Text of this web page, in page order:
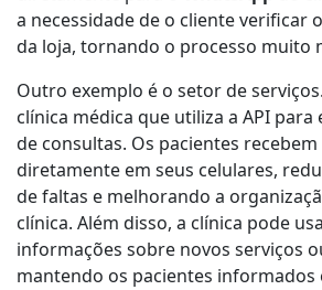
a necessidade de o cliente verificar
da loja, tornando o processo muito
Outro exemplo é o setor de
clínica médica que utiliza a API
de consultas. Os pacientes
diretamente em seus celulares,
de faltas e melhorando a
clínica. Além disso, a clínica pode
informações sobre novos serviços
mantendo os pacientes informados